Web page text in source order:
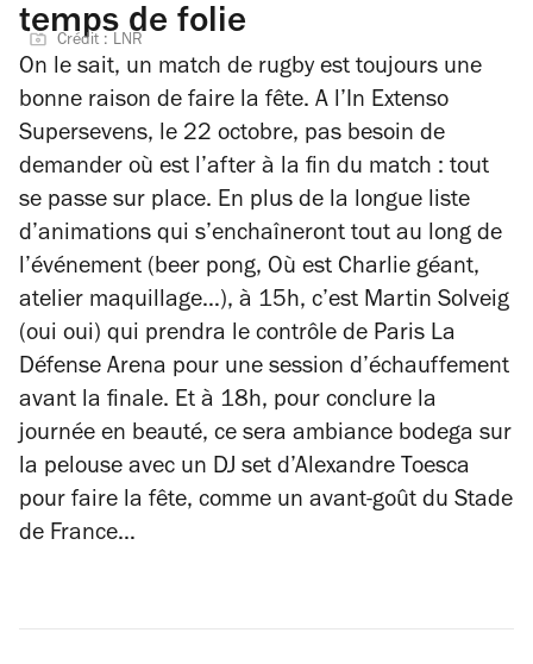
temps de folie
Crédit : LNR
On le sait, un match de rugby est toujours une
bonne raison de faire la fête. A l’In Extenso
Supersevens, le 22 octobre, pas besoin de
demander où est l’after à la fin du match : tout
se passe sur place. En plus de la longue liste
d’animations qui s’enchaîneront tout au long de
l’événement (beer pong, Où est Charlie géant,
atelier maquillage…), à 15h, c’est Martin Solveig
(oui oui) qui prendra le contrôle de Paris La
Défense Arena pour une session d’échauffement
avant la finale. Et à 18h, pour conclure la
journée en beauté, ce sera ambiance bodega sur
la pelouse avec un DJ set d’Alexandre Toesca
pour faire la fête, comme un avant-goût du Stade
de France…